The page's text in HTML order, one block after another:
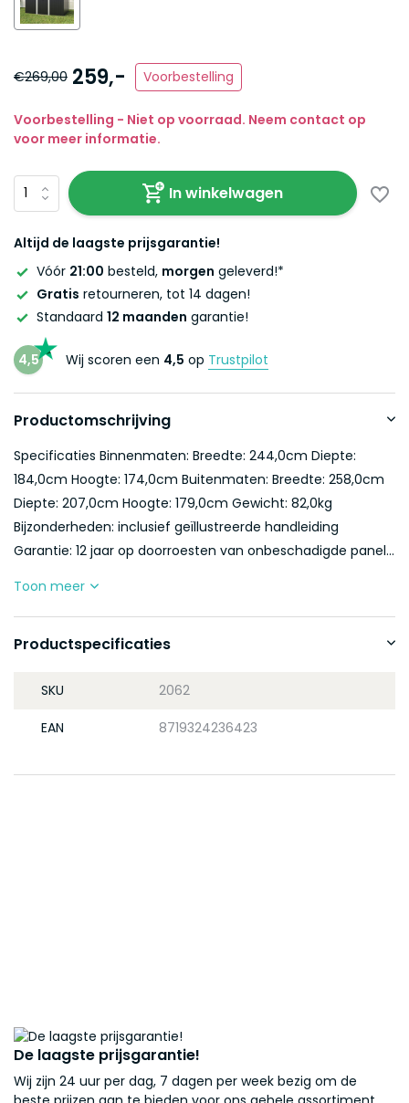
€269,00 259,- Voorbestelling
Voorbestelling - Niet op voorraad. Neem contact op
voor meer informatie.
In winkelwagen
Altijd de laagste prijsgarantie!
Vóór 21:00 besteld, morgen geleverd!*
Gratis retourneren, tot 14 dagen!
Standaard 12 maanden garantie!
4,5 Wij scoren een 4,5 op Trustpilot
Productomschrijving
Specificaties Binnenmaten: Breedte: 244,0cm Diepte:
184,0cm Hoogte: 174,0cm Buitenmaten: Breedte: 258,0cm
Diepte: 207,0cm Hoogte: 179,0cm Gewicht: 82,0kg
Bijzonderheden: inclusief geïllustreerde handleiding
Garantie: 12 jaar op doorroesten van onbeschadigde panel...
Toon meer
Productspecificaties
SKU 2062
EAN 8719324236423
De laagste prijsgarantie!
Wij zijn 24 uur per dag, 7 dagen per week bezig om de